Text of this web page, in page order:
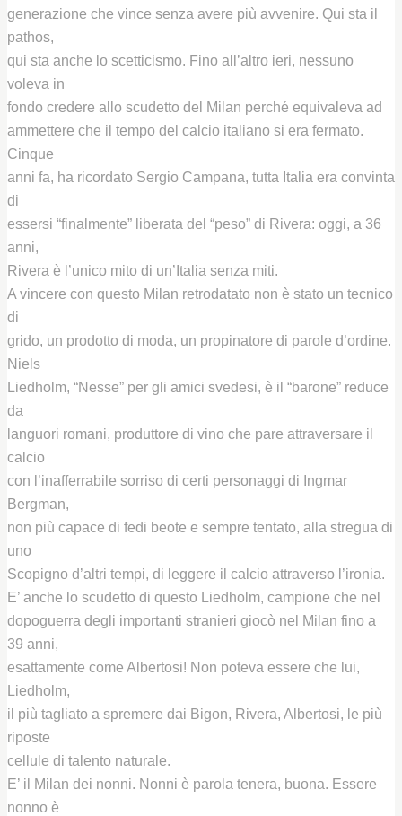
generazione che vince senza avere più avvenire. Qui sta il
pathos,
qui sta anche lo scetticismo. Fino all’altro ieri, nessuno
voleva in
fondo credere allo scudetto del Milan perché equivaleva ad
ammettere che il tempo del calcio italiano si era fermato.
Cinque
anni fa, ha ricordato Sergio Campana, tutta Italia era convinta
di
essersi “finalmente” liberata del “peso” di Rivera: oggi, a 36
anni,
Rivera è l’unico mito di un’Italia senza miti.
A vincere con questo Milan retrodatato non è stato un tecnico
di
grido, un prodotto di moda, un propinatore di parole d’ordine.
Niels
Liedholm, “Nesse” per gli amici svedesi, è il “barone” reduce
da
languori romani, produttore di vino che pare attraversare il
calcio
con l’inafferrabile sorriso di certi personaggi di Ingmar
Bergman,
non più capace di fedi beote e sempre tentato, alla stregua di
uno
Scopigno d’altri tempi, di leggere il calcio attraverso l’ironia.
E’ anche lo scudetto di questo Liedholm, campione che nel
dopoguerra degli importanti stranieri giocò nel Milan fino a
39 anni,
esattamente come Albertosi! Non poteva essere che lui,
Liedholm,
il più tagliato a spremere dai Bigon, Rivera, Albertosi, le più
riposte
cellule di talento naturale.
E’ il Milan dei nonni. Nonni è parola tenera, buona. Essere
nonno è